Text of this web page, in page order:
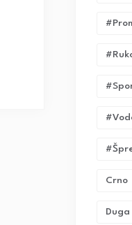
Crno
Duga